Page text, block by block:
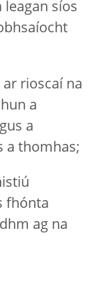
leagan síos
rioscaí na
a
a
a thomhas;
fhónta
ag na